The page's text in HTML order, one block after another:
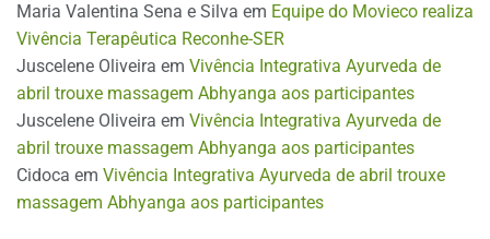
Maria Valentina Sena e Silva em Equipe do Movieco realiza
Vivência Terapêutica Reconhe-SER
Juscelene Oliveira em Vivência Integrativa Ayurveda de
abril trouxe massagem Abhyanga aos participantes
Juscelene Oliveira em Vivência Integrativa Ayurveda de
abril trouxe massagem Abhyanga aos participantes
Cidoca em Vivência Integrativa Ayurveda de abril trouxe
massagem Abhyanga aos participantes